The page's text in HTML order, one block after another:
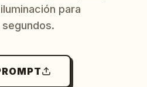
para